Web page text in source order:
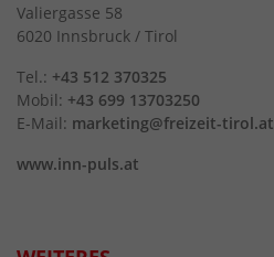
Valiergasse 58
6020 Innsbruck / Tirol
Tel.: +43 512 370325
Mobil: +43 699 13703250
E-Mail: marketing@freizeit-tirol.at
www.inn-puls.at